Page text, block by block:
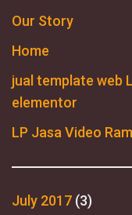
Our Story
Home
jual template web
elementor
LP Jasa Video
July 2017 (3)